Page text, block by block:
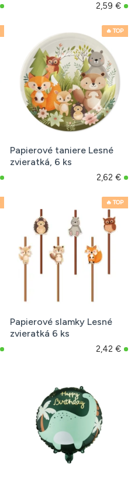
2,59 €
🔥 TOP
Papierové taniere Lesné
zvieratká, 6 ks
2,62 €
🔥 TOP
Papierové slamky Lesné
zvieratká 6 ks
2,42 €